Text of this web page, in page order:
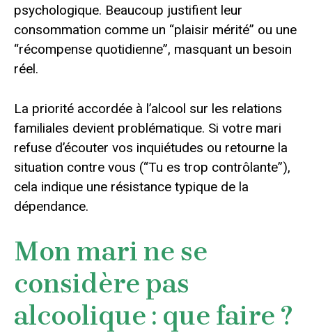
psychologique. Beaucoup justifient leur
consommation comme un “plaisir mérité” ou une
“récompense quotidienne”, masquant un besoin
réel.
La priorité accordée à l’alcool sur les relations
familiales devient problématique. Si votre mari
refuse d’écouter vos inquiétudes ou retourne la
situation contre vous (“Tu es trop contrôlante”),
cela indique une résistance typique de la
dépendance.
Mon mari ne se
considère pas
alcoolique : que faire ?